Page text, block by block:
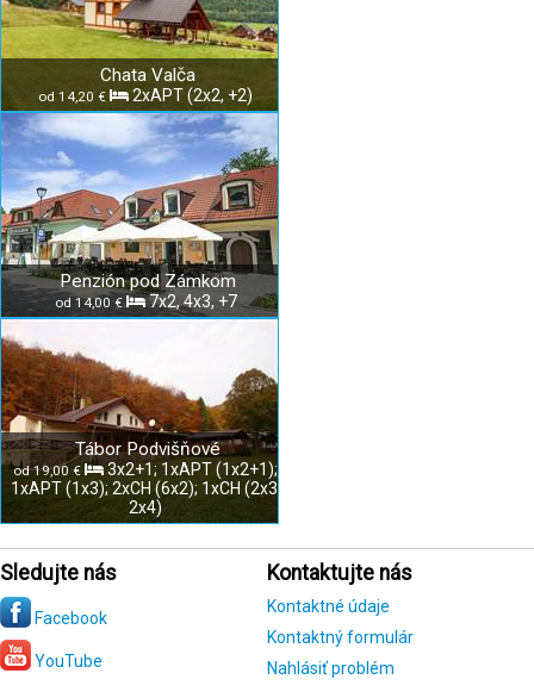
Chata Valča
od 14,20 € 2xAPT (2x2, +2)
Penzión pod Zámkom
od 14,00 € 7x2, 4x3, +7
Tábor Podvišňové
od 19,00 €
3x2+1; 1xAPT (1x2+1);
1xAPT (1x3); 2xCH (6x2); 1xCH (2x3,
2x4)
Sledujte nás
Facebook
YouTube
Kontaktujte nás
Kontaktné údaje
Kontaktný formulár
Nahlásiť problém